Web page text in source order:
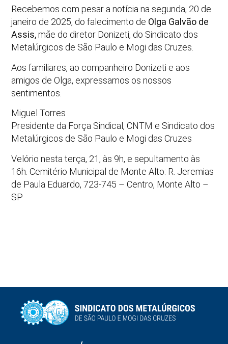
Recebemos com pesar a notícia na segunda, 20 de
janeiro de 2025, do falecimento de Olga Galvão de
Assis,mãe do diretor Donizeti, do Sindicato dos
Metalúrgicos de São Paulo e Mogi das Cruzes.
Aos familiares, ao companheiro Donizeti e aos
amigos de Olga, expressamos os nossos
sentimentos.
Miguel Torres
Presidente da Força Sindical, CNTM e Sindicato dos
Metalúrgicos de São Paulo e Mogi das Cruzes
Velório nesta terça, 21, às 9h, e sepultamento às
16h. Cemitério Municipal de Monte Alto: R. Jeremias
de Paula Eduardo, 723-745 – Centro, Monte Alto –
SP